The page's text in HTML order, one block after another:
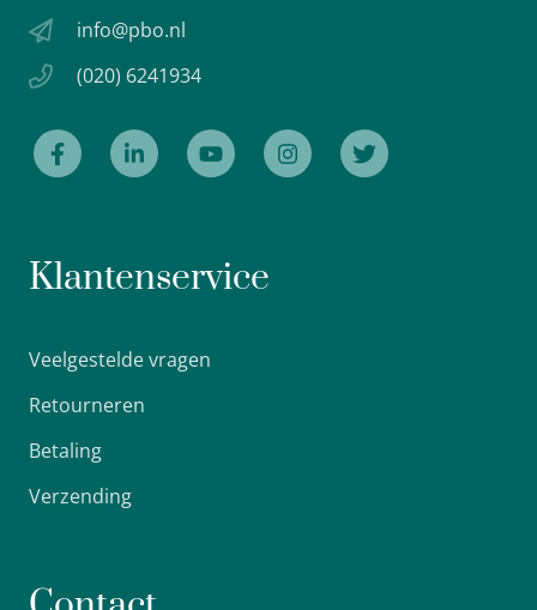
info@pbo.nl
(020) 6241934
Klantenservice
Veelgestelde vragen
Retourneren
Betaling
Verzending